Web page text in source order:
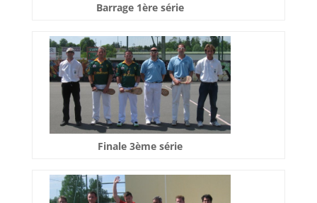
Barrage 1ère série
Finale 3ème série